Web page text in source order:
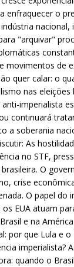
enfraquecer o
nacional,
"arquivar"
movimentos de
quer calar: o
nas eleições
imperialista
continuará
a soberania
As
no STF,
O
crise
O papel do
EUA atuam
e na
por que Lula e
imperialista?
quando o